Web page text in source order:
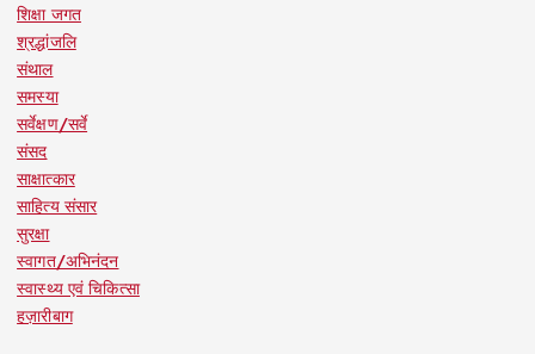
शिक्षा जगत
श्रद्धांजलि
संथाल
समस्या
सर्वेक्षण/सर्वे
संसद
साक्षात्कार
साहित्य संसार
सुरक्षा
स्वागत/अभिनंदन
स्वास्थ्य एवं चिकित्सा
हज़ारीबाग